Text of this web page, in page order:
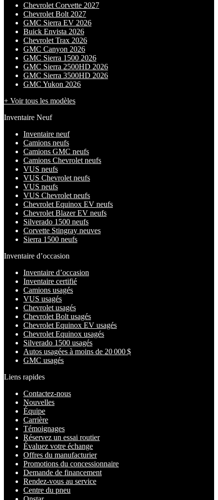
Chevrolet Corvette 2027
Chevrolet Bolt 2027
GMC Sierra EV 2026
Buick Envista 2026
Chevrolet Trax 2026
GMC Canyon 2026
GMC Sierra 1500 2026
GMC Sierra 2500HD 2026
GMC Sierra 3500HD 2026
GMC Yukon 2026
+ Voir tous les modèles
Inventaire Neuf
Inventaire neuf
Camions neufs
Camions GMC neufs
Camions Chevrolet neufs
VUS neufs
VUS Chevrolet neufs
VUS neufs
VUS Chevrolet neufs
Chevrolet Equinox EV neufs
Chevrolet Blazer EV neufs
Silverado 1500 neufs
Corvette Stingray neuves
Sierra 1500 neufs
Inventaire d’occasion
Inventaire d’occasion
Inventaire certifié
Camions usagés
VUS usagés
Chevrolet usagés
Chevrolet Bolt usagés
Chevrolet Equinox EV usagés
Chevrolet Equinox usagés
Silverado 1500 usagés
Autos usagées à moins de 20 000 $
GMC usagés
Liens rapides
Contactez-nous
Nouvelles
Équipe
Carrière
Témoignages
Réservez un essai routier
Évaluez votre échange
Offres du manufacturier
Promotions du concessionnaire
Demande de financement
Rendez-vous au service
Centre du pneu